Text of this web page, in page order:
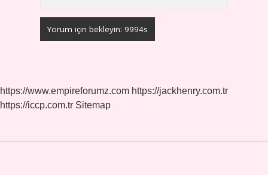
https://www.empireforumz.com https://jackhenry.com.tr
https://iccp.com.tr Sitemap